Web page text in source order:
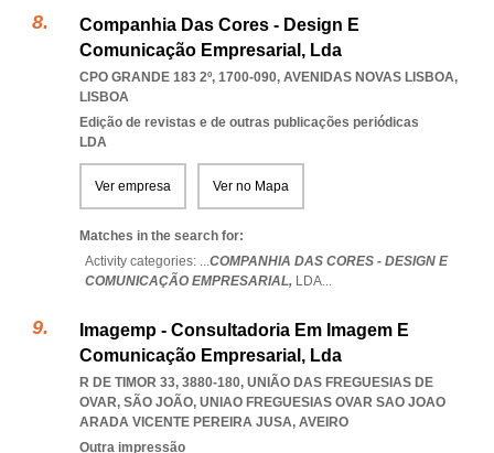
Companhia Das Cores - Design E
Comunicação Empresarial, Lda
CPO GRANDE 183 2º, 1700-090, AVENIDAS NOVAS LISBOA,
LISBOA
Edição de revistas e de outras publicações periódicas
LDA
Ver empresa Ver no Mapa
Matches in the search for:
Activity categories: ...COMPANHIA DAS CORES - DESIGN E
COMUNICAÇÃO EMPRESARIAL, LDA...
Imagemp - Consultadoria Em Imagem E
Comunicação Empresarial, Lda
R DE TIMOR 33, 3880-180, UNIÃO DAS FREGUESIAS DE
OVAR, SÃO JOÃO, UNIAO FREGUESIAS OVAR SAO JOAO
ARADA VICENTE PEREIRA JUSA, AVEIRO
Outra impressão